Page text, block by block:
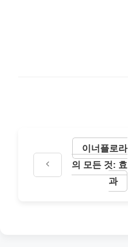
이너플로라
의 모든 것: 효
과